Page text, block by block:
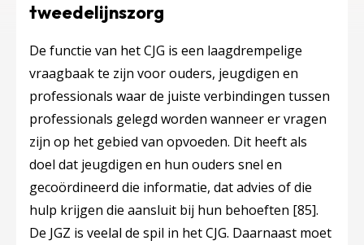
tweedelijnszorg
De functie van het CJG is een laagdrempelige
vraagbaak te zijn voor ouders, jeugdigen en
professionals waar de juiste verbindingen tussen
professionals gelegd worden wanneer er vragen
zijn op het gebied van opvoeden. Dit heeft als
doel dat jeugdigen en hun ouders snel en
gecoördineerd die informatie, dat advies of die
hulp krijgen die aansluit bij hun behoeften [85].
De JGZ is veelal de spil in het CJG. Daarnaast moet